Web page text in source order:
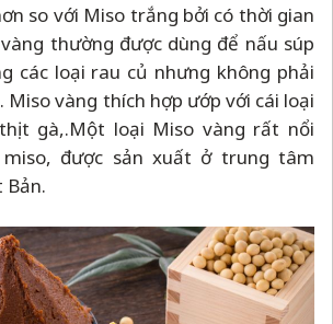
so với Miso trắng bởi có thời gian
thường được dùng để nấu súp
các loại rau củ nhưng không phải
Miso vàng thích hợp ướp với cái loại
gà,.Một loại Miso vàng rất nổi
được sản xuất ở trung tâm
Bản.